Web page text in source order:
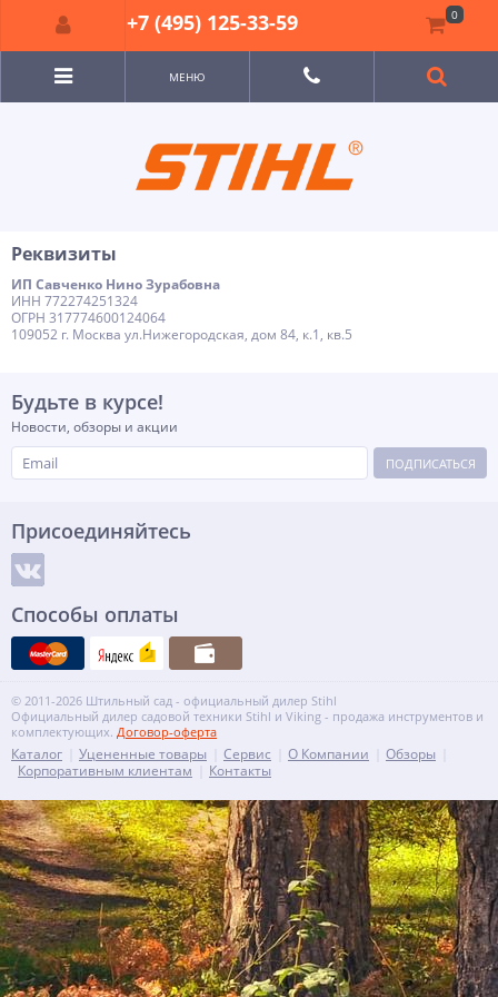
МЕНЮ
Реквизиты
ИП Савченко Нино Зурабовна
ИНН 772274251324
ОГРН 317774600124064
109052 г. Москва ул.Нижегородская, дом 84, к.1, кв.5
Будьте в курсе!
Новости, обзоры и акции
ПОДПИСАТЬСЯ
Присоединяйтесь
Способы оплаты
© 2011-2026 Штильный сад - официальный дилер Stihl
Официальный дилер садовой техники Stihl и Viking - продажа инструментов и
комплектующих. Договор-оферта
Каталог Уцененные товары Сервис О Компании
Обзоры
Корпоративным клиентам
Контакты
+7 (495) 125-33-59 0